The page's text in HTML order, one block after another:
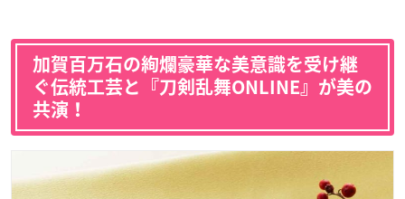
加賀百万石の絢爛豪華な美意識を受け継
ぐ伝統工芸と『刀剣乱舞ONLINE』が美の
共演！